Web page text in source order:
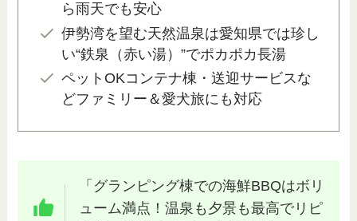
ら雨天でも安心
伊勢湾を望む天然温泉は愛知県では珍し
い“鉄泉（赤い湯）”でポカポカ長湯
ペットOKコンテナ棟・送迎サービスな
どファミリー＆愛犬旅にも対応
「グランピング棟での海鮮BBQはボリ
ューム満点！温泉も夕景も最高でリピ